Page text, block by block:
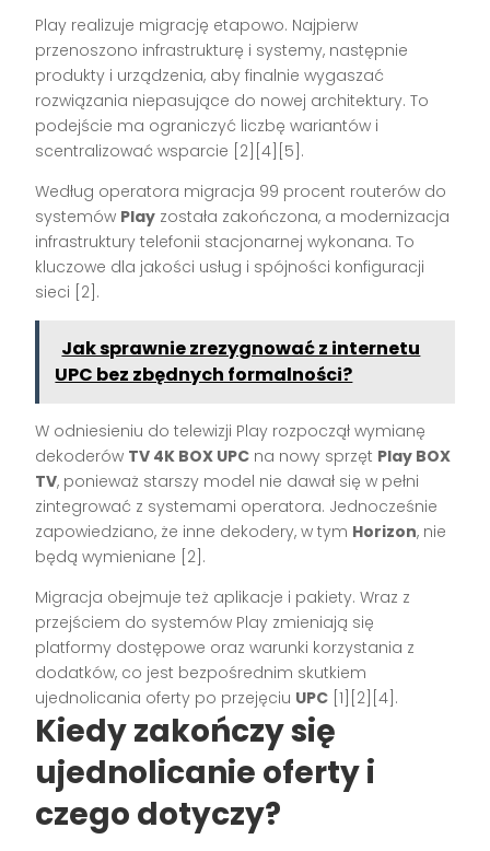
Play realizuje migrację etapowo. Najpierw
przenoszono infrastrukturę i systemy, następnie
produkty i urządzenia, aby finalnie wygaszać
rozwiązania niepasujące do nowej architektury. To
podejście ma ograniczyć liczbę wariantów i
scentralizować wsparcie [2][4][5].
Według operatora migracja 99 procent routerów do
systemów Play została zakończona, a modernizacja
infrastruktury telefonii stacjonarnej wykonana. To
kluczowe dla jakości usług i spójności konfiguracji
sieci [2].
Jak sprawnie zrezygnować z internetu
UPC bez zbędnych formalności?
W odniesieniu do telewizji Play rozpoczął wymianę
dekoderów TV 4K BOX UPC na nowy sprzęt Play BOX
TV, ponieważ starszy model nie dawał się w pełni
zintegrować z systemami operatora. Jednocześnie
zapowiedziano, że inne dekodery, w tym Horizon, nie
będą wymieniane [2].
Migracja obejmuje też aplikacje i pakiety. Wraz z
przejściem do systemów Play zmieniają się
platformy dostępowe oraz warunki korzystania z
dodatków, co jest bezpośrednim skutkiem
ujednolicania oferty po przejęciu UPC [1][2][4].
Kiedy zakończy się
ujednolicanie oferty i
czego dotyczy?